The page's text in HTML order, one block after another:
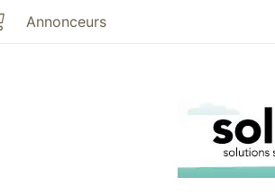
Mon panier
Annonceurs